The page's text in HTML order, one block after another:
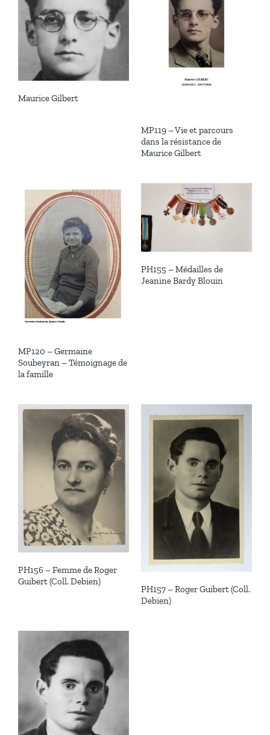
Maurice Gilbert
MP119 – Vie et parcours
dans la résistance de
Maurice Gilbert
MP120 – Germaine
Soubeyran – Témoignage de
la famille
PH155 – Médailles de
Jeanine Bardy Blouin
PH156 – Femme de Roger
Guibert (Coll. Debien)
PH157 – Roger Guibert (Coll.
Debien)